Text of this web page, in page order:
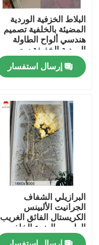
حولنا
جولة في المصنع
مراقبة الجودة
اتصل بنا
أخبار
القضايا
اطلب اقتباس
ألواح الجرانيت الحجر
البلاط الخزفية الوردية
المضيئة بالخلفية تصميم
هندسي ألواح الطاولة
الوردية الخفيفة سعر
الجملة السلالم الوردية
الشفافةإرسال استفسار
البرازيلي الشفاف
الجرانيت الألبينس
الكريستال الفائق الغريب
الطبيعي الضوء الخلفي
باتاغونيا الكوارتزيت